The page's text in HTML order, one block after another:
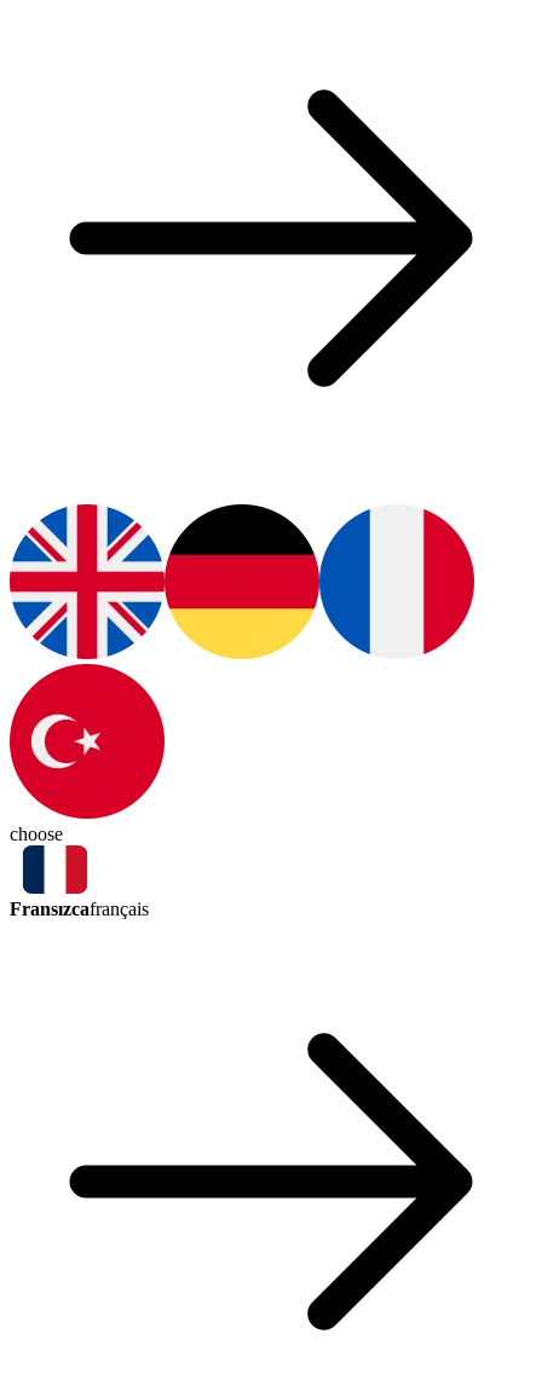
choose
Fransızcafrançais